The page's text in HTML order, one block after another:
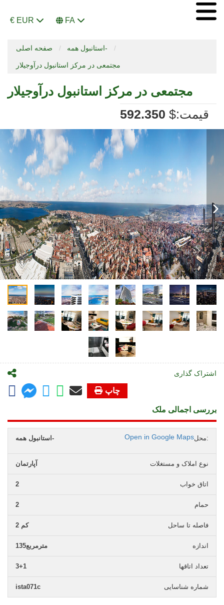
€ EUR FA
صفحه اصلی استانبول همه-
مجتمعی در مرکز استانبول درآوجیلار
مجتمعی در مرکز استانبول درآوجیلار
:قیمت
592.350 $
اشتراک گذاری
چاپ
بررسی اجمالی ملک
محل: استانبول همه- Open in Google Maps
نوع املاک و مستغلات آپارتمان
اتاق خواب 2
حمام 2
فاصله تا ساحل 2 كم
اندازه 135مترمربع
تعداد اتاقها 3+1
شماره شناسایی ista071c